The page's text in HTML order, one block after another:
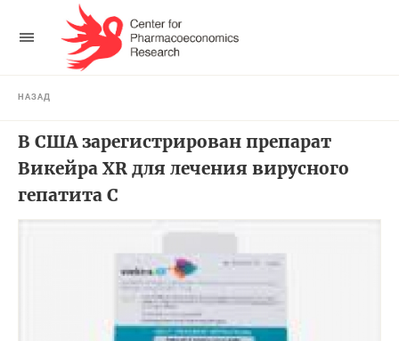
НАЗАД
В США зарегистрирован препарат
Викейра XR для лечения вирусного
гепатита С